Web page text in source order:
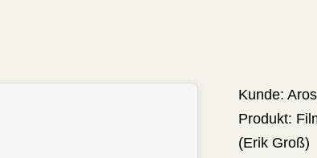
Kunde:
Produkt:
(Erik Groß)